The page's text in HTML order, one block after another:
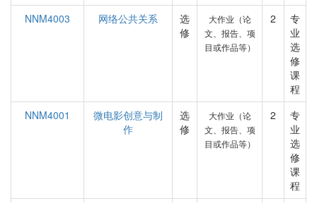
NNM4003
网络公共关系
选
修
大作业（论
文、报告、项
目或作品等）
2
专
业
选
修
课
程
NNM4001
微电影创意与制
作
选
修
大作业（论
文、报告、项
目或作品等）
2
专
业
选
修
课
程